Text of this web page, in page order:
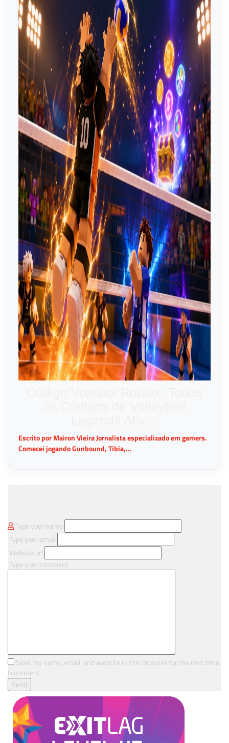
Escrito por Mairon Vieira Jornalista especializado em gamers.
Comecei jogando Gunbound, Tibia,...
Type your name
Type your email
Website url
Type your comment
Save my name, email, and website in this browser for the next time
I comment.